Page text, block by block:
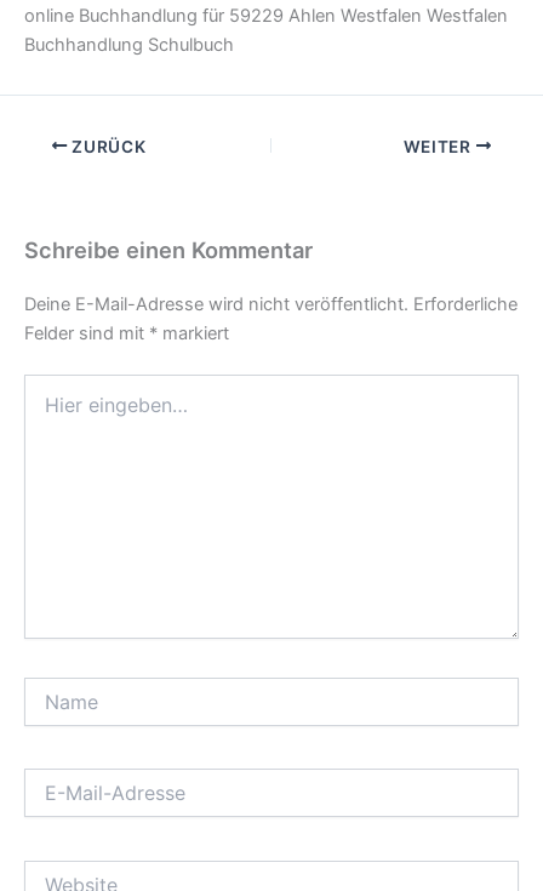
online Buchhandlung für 59229 Ahlen Westfalen Westfalen
Buchhandlung Schulbuch
ZURÜCK WEITER
Schreibe einen Kommentar
Deine E-Mail-Adresse wird nicht veröffentlicht. Erforderliche
Felder sind mit * markiert
eingeben…
Mail-